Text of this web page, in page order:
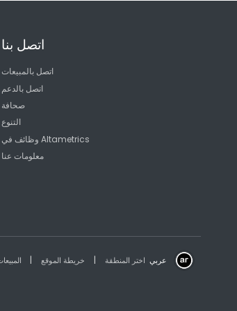
اتصل بنا
اتصل بالمبيعات
اتصل بالدعم
صحافة
التنوع
وظائف في Altametrics
معلومات عنا
| خريطة الموقع | اختر المنطقة عربي